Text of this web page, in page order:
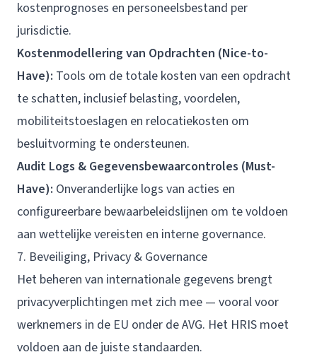
kostenprognoses en personeelsbestand per
jurisdictie.
Kostenmodellering van Opdrachten (Nice-to-
Have): Tools om de totale kosten van een opdracht
te schatten, inclusief belasting, voordelen,
mobiliteitstoeslagen en relocatiekosten om
besluitvorming te ondersteunen.
Audit Logs & Gegevensbewaarcontroles (Must-
Have): Onveranderlijke logs van acties en
configureerbare bewaarbeleidslijnen om te voldoen
aan wettelijke vereisten en interne governance.
7. Beveiliging, Privacy & Governance
Het beheren van internationale gegevens brengt
privacyverplichtingen met zich mee — vooral voor
werknemers in de EU onder de AVG. Het HRIS moet
voldoen aan de juiste standaarden.